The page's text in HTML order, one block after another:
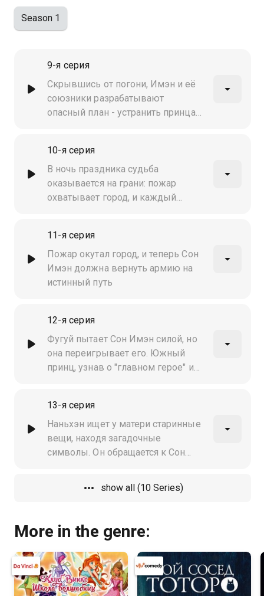
Season 1
9-я серия
Скрывшись от погони, Имэн и её
союзники разрабатывают
опасный план - устранить принца
предательство подкрадывается из
самых неожиданных мест.
Сможет ли она выдержать
испытание и повернуть ход
10-я серия
В ночь праздника судьба
оказывается на грани: пожар
охватывает город, и каждый
невинных, но цена слишком
высока…
11-я серия
Пожар окутал город, и теперь Сон
Имэн должна вернуть армию на
истинный путь
12-я серия
Фугуй пытает Сон Имэн силой, но
она переигрывает его. Южный
принц, узнав о "главном герое" и
Шилю и Чу Гуйхуном растёт
13-я серия
Наньхэн ищет у матери старинные
вещи, находя загадочные
символы. Он обращается к Сон
странные знаки, но внезапно
происходит взрыв
show all (10 Series)
More in the genre: